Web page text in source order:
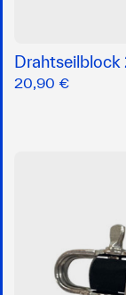
Drahtseilblock
20,90 €